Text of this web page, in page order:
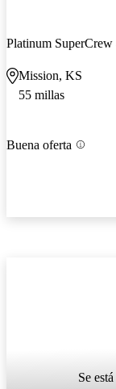
Platinum
Mission, KS
55 millas
Buena oferta
Se